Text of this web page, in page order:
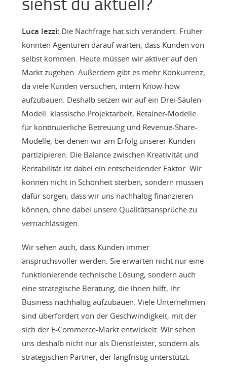
Luca Iezzi: Die Nachfrage hat sich verändert. Früher
konnten Agenturen darauf warten, dass Kunden von
selbst kommen. Heute müssen wir aktiver auf den
Markt zugehen. Außerdem gibt es mehr Konkurrenz,
da viele Kunden versuchen, intern Know-how
aufzubauen. Deshalb setzen wir auf ein Drei-Säulen-
Modell: klassische Projektarbeit, Retainer-Modelle
für kontinuierliche Betreuung und Revenue-Share-
Modelle, bei denen wir am Erfolg unserer Kunden
partizipieren. Die Balance zwischen Kreativität und
Rentabilität ist dabei ein entscheidender Faktor. Wir
können nicht in Schönheit sterben, sondern müssen
dafür sorgen, dass wir uns nachhaltig finanzieren
können, ohne dabei unsere Qualitätsansprüche zu
vernachlässigen.
Wir sehen auch, dass Kunden immer
anspruchsvoller werden. Sie erwarten nicht nur eine
funktionierende technische Lösung, sondern auch
eine strategische Beratung, die ihnen hilft, ihr
Business nachhaltig aufzubauen. Viele Unternehmen
sind überfordert von der Geschwindigkeit, mit der
sich der E-Commerce-Markt entwickelt. Wir sehen
uns deshalb nicht nur als Dienstleister, sondern als
strategischen Partner, der langfristig unterstützt.